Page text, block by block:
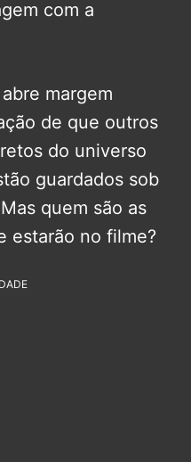
com a
margem
de que outros
do universo
guardados sob
quem são as
estarão no filme?